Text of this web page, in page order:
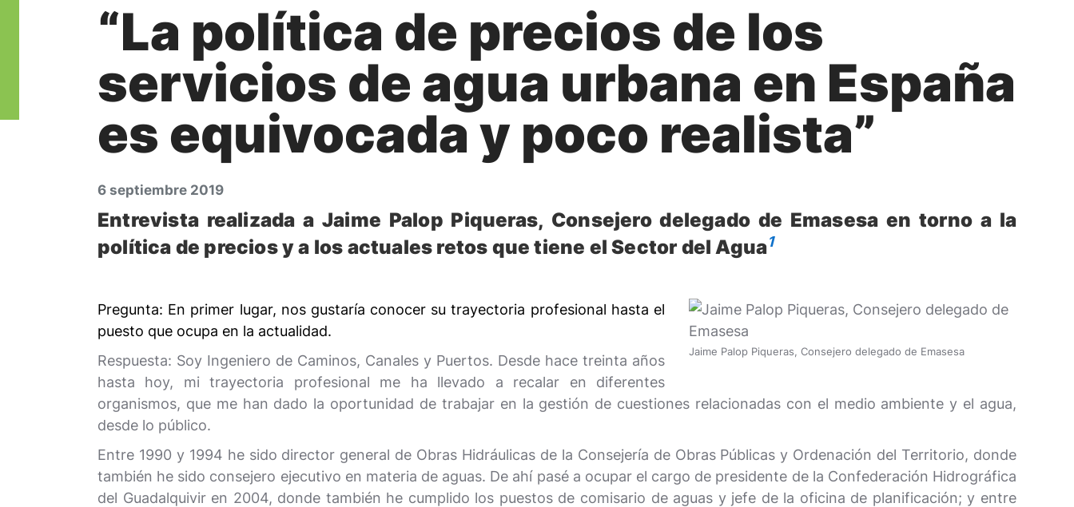
“La política de precios de los
servicios de agua urbana en España
es equivocada y poco realista”
6 septiembre 2019
Entrevista realizada a Jaime Palop Piqueras, Consejero delegado de Emasesa en torno a la
política de precios y a los actuales retos que tiene el Sector del Agua1
Jaime Palop Piqueras, Consejero delegado de Emasesa
Pregunta: En primer lugar, nos gustaría conocer su trayectoria profesional hasta el
puesto que ocupa en la actualidad.
Respuesta: Soy Ingeniero de Caminos, Canales y Puertos. Desde hace treinta años
hasta hoy, mi trayectoria profesional me ha llevado a recalar en diferentes
organismos, que me han dado la oportunidad de trabajar en la gestión de cuestiones relacionadas con el medio ambiente y el agua,
desde lo público.
Entre 1990 y 1994 he sido director general de Obras Hidráulicas de la Consejería de Obras Públicas y Ordenación del Territorio, donde
también he sido consejero ejecutivo en materia de aguas. De ahí pasé a ocupar el cargo de presidente de la Confederación Hidrográfica
del Guadalquivir en 2004, donde también he cumplido los puestos de comisario de aguas y jefe de la oficina de planificación; y entre